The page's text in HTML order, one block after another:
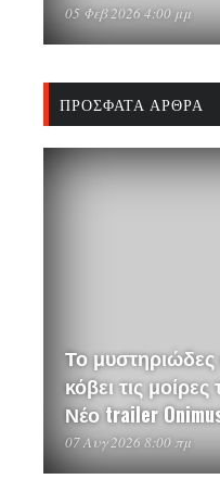
05 Φεβ 2026 4:00 μμ
ΠΡΌΣΦΑΤΑ ΆΡΘΡΑ
Το
κόβει τις
Νέο trailer
07 Αυγ 2026 8:00 πμ